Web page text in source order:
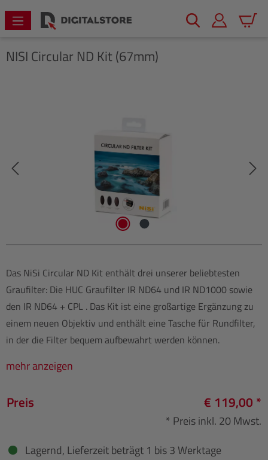
springen
NISI Circular ND Kit (67mm)
Das NiSi Circular ND Kit enthält drei unserer beliebtesten
Graufilter: Die HUC Graufilter IR ND64 und IR ND1000 sowie
den IR ND64 + CPL . Das Kit ist eine großartige Ergänzung zu
einem neuen Objektiv und enthält eine Tasche für Rundfilter,
in der die Filter bequem aufbewahrt werden können.
mehr anzeigen
Preis € 119,00 *
* Preis inkl. 20 Mwst.
Lagernd, Lieferzeit beträgt 1 bis 3 Werktage